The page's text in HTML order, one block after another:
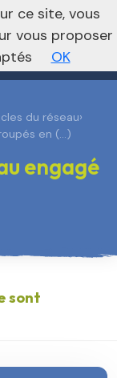
le site national
du réseau›
en (…)
engagé
sont
ce site, vous
vous proposer
OK